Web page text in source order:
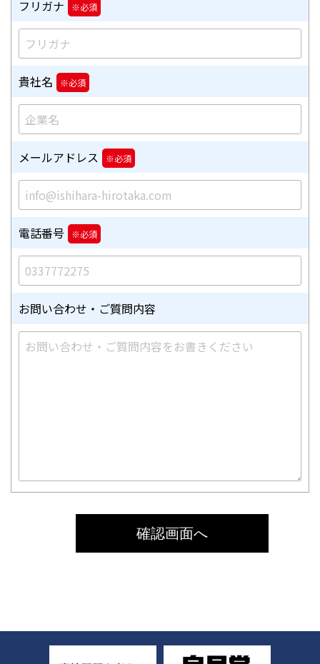
フリガナ
貴社名
メールアドレス
電話番号
お問い合わせ ・ご質問内容